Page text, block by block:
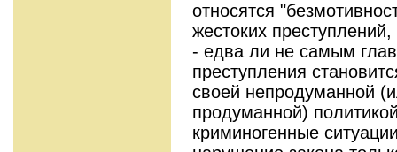
относятся
жестоких
- едва ли не самым
преступления
своей непродуманной
продуманной)
криминогенные